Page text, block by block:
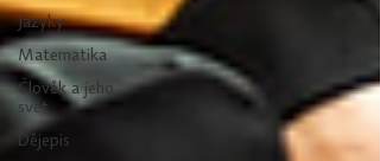
Jazyky
Matematika
Člověk a jeho
svět
Dějepis